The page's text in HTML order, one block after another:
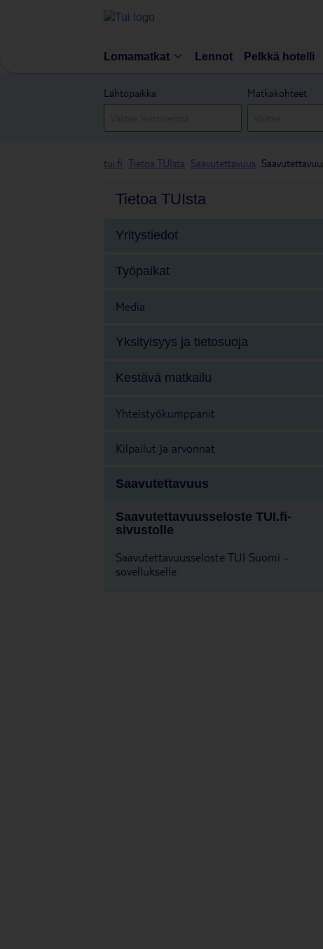
Lomamatkat Lennot Pelkkä hotelli
Lähtöpaikka
Matkakohteet
tui.fi Tietoa TUIsta Saavutettavuus
Tietoa TUIsta
Yritystiedot
Työpaikat
Media
Yksityisyys ja tietosuoja
Kestävä matkailu
Yhteistyökumppanit
Kilpailut ja arvonnat
Saavutettavuus
Saavutettavuusseloste TUI.fi-
sivustolle
Saavutettavuusseloste TUI Suomi -
sovellukselle